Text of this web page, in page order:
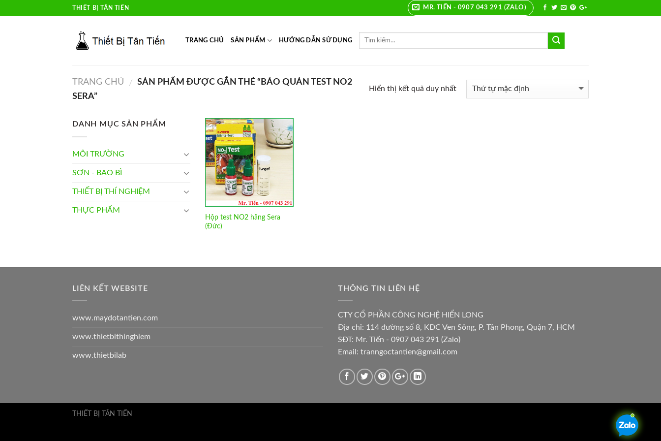
to
THIẾT BỊ TÂN TIẾN MR. TIẾN - 0907 043 291 (ZALO)
TRANG CHỦ SẢN PHẨM HƯỚNG DẪN SỬ DỤNG
TRANG CHỦ / SẢN PHẨM ĐƯỢC GẮN THẺ “BẢO QUẢN TEST NO2
SERA”
Hiển thị kết quả duy nhất
DANH MỤC SẢN PHẨM
MÔI TRƯỜNG
SƠN - BAO BÌ
THIẾT BỊ THÍ NGHIỆM
THỰC PHẨM
Add to
Hộp test NO2 hãng Sera
(Đức)
LIÊN KẾT WEBSITE
www.maydotantien.com
www.thietbithinghiem
www.thietbilab
THÔNG TIN LIÊN HỆ
CTY CỔ PHẦN CÔNG NGHỆ HIỂN LONG
Địa chỉ: 114 đường số 8, KDC Ven Sông, P. Tân Phong, Quận 7, HCM
SĐT: Mr. Tiến - 0907 043 291 (Zalo)
Email: tranngoctantien@gmail.com
THIẾT BỊ TÂN TIẾN